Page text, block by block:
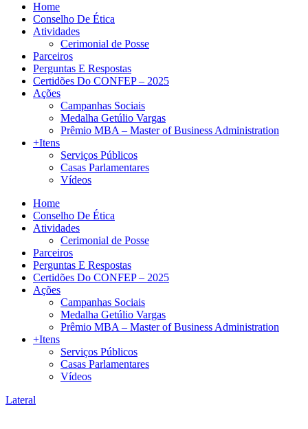
Home
Conselho De Ética
Atividades
Cerimonial de Posse
Parceiros
Perguntas E Respostas
Certidões Do CONFEP – 2025
Ações
Campanhas Sociais
Medalha Getúlio Vargas
Prêmio MBA – Master of Business Administration
+Itens
Serviços Públicos
Casas Parlamentares
Vídeos
Home
Conselho De Ética
Atividades
Cerimonial de Posse
Parceiros
Perguntas E Respostas
Certidões Do CONFEP – 2025
Ações
Campanhas Sociais
Medalha Getúlio Vargas
Prêmio MBA – Master of Business Administration
+Itens
Serviços Públicos
Casas Parlamentares
Vídeos
Lateral